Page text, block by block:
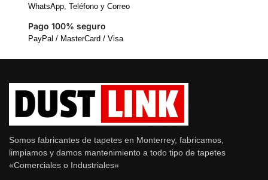
WhatsApp, Teléfono y Correo
Pago 100% seguro
PayPal / MasterCard / Visa
Somos fabricantes de tapetes en Monterrey, fabricamos,
limpiamos y damos mantenimiento a todo tipo de tapetes
«Comerciales o Industriales»